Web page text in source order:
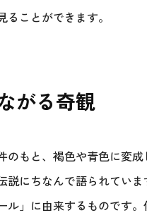
ことができます。
がる奇観
のもと、褐色や青色に変
説にちなんで語られてい
ル」に由来するものです